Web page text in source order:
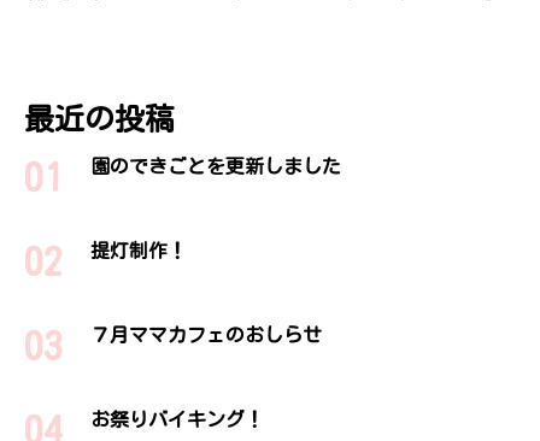
最近の投稿
園のできごとを更新しました
提灯制作！
７月ママカフェのおしらせ
お祭りバイキング！